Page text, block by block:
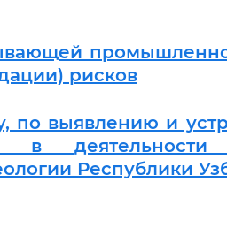
рисков
по выявлению и
деятельности
Республики